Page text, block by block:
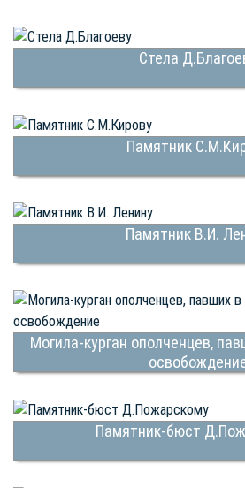
Стела
Памятник
Памятник В.И.
Могила-курган ополченцев,
Памятник-бюст